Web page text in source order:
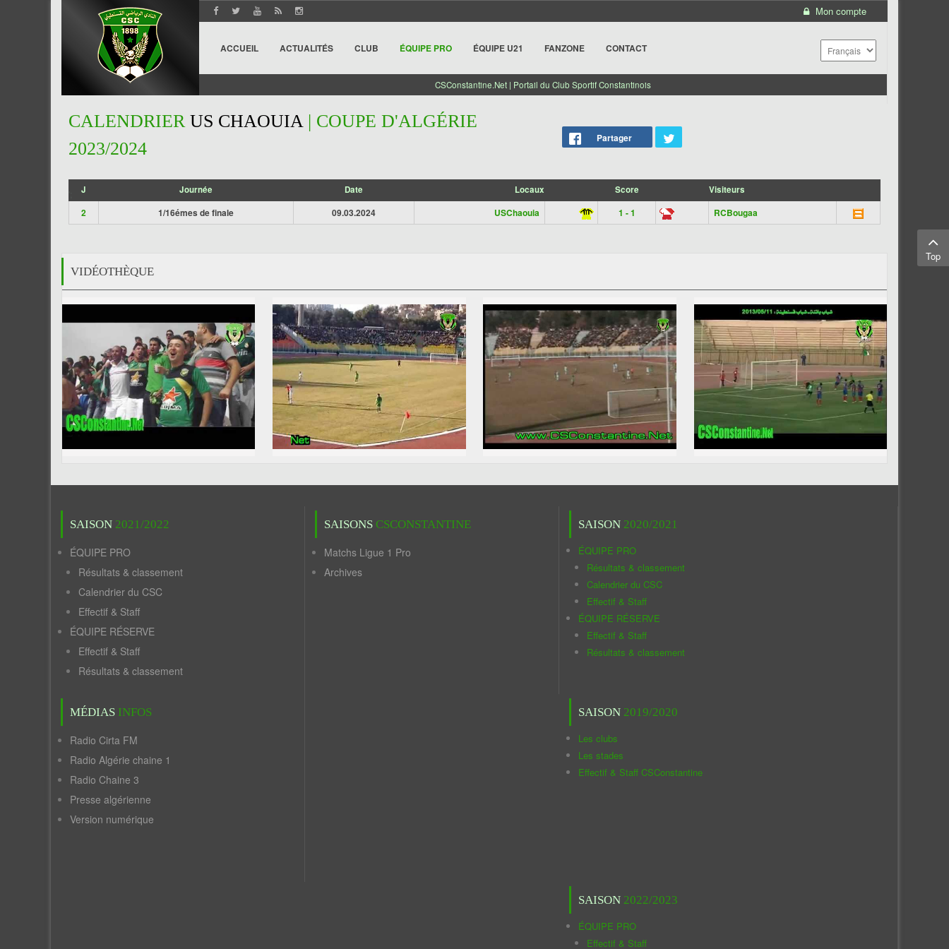
Mon compte
ACCUEIL ACTUALITÉS CLUB ÉQUIPE PRO ÉQUIPE U21 FANZONE CONTACT
CSConstantine.Net | Portail du Club Sportif Constantinois
CALENDRIER US CHAOUIA| COUPE D'ALGÉRIE
2023/2024
Partager
J Journée Date Locaux Score Visiteurs
2 1/16émes de finale 09.03.2024 USChaouia 1 - 1 RCBougaa
VIDÉOTHÈQUE
SAISON 2021/2022
ÉQUIPE PRO
Résultats & classement
Calendrier du CSC
Effectif & Staff
ÉQUIPE RÉSERVE
Effectif & Staff
Résultats & classement
MÉDIAS INFOS
Radio Cirta FM
Radio Algérie chaine 1
Radio Chaine 3
Presse algérienne
Version numérique
SAISONS CSCONSTANTINE
Matchs Ligue 1 Pro
Archives
SAISON 2020/2021
ÉQUIPE PRO
Résultats & classement
Calendrier du CSC
Effectif & Staff
ÉQUIPE RÉSERVE
Effectif & Staff
Résultats & classement
SAISON 2019/2020
Les clubs
Les stades
Effectif & Staff CSConstantine
SAISON 2022/2023
ÉQUIPE PRO
Effectif & Staff
Top